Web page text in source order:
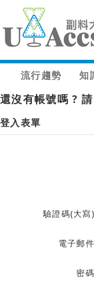
流行趨勢 知
還沒有帳號嗎 ? 請
登入表單
驗證碼(大寫)
電子郵件
密碼